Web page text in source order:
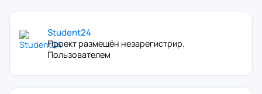
Student24
Проект размещён незарегистрир.
Пользователем